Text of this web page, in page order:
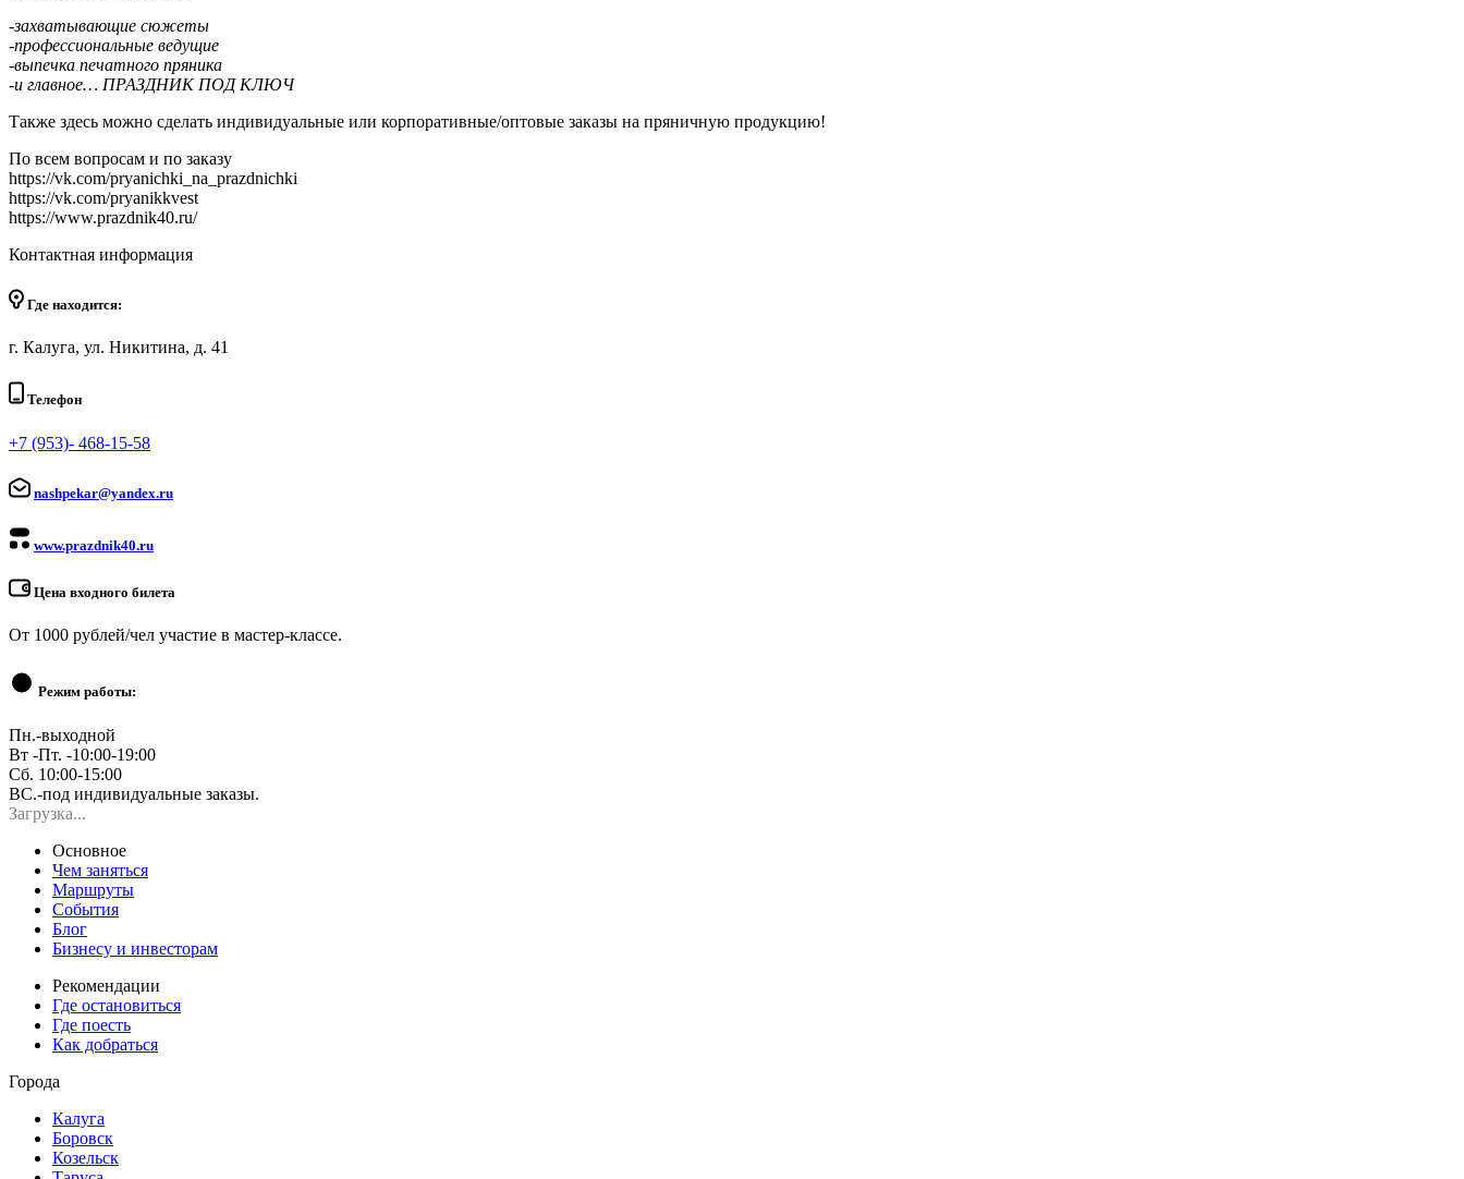
-захватывающие сюжеты
-профессиональные ведущие
-выпечка печатного пряника
-и главное… ПРАЗДНИК ПОД КЛЮЧ
Также здесь можно сделать индивидуальные или корпоративные/оптовые заказы на пряничную продукцию!
По всем вопросам и по заказу
https://vk.com/pryanichki_na_prazdnichki
https://vk.com/pryanikkvest
https://www.prazdnik40.ru/
Контактная информация
Где находится:
г. Калуга, ул. Никитина, д. 41
Телефон
+7 (953)- 468-15-58
nashpekar@yandex.ru
www.prazdnik40.ru
Цена входного билета
От 1000 рублей/чел участие в мастер-классе.
Режим работы:
Пн.-выходной
Вт -Пт. -10:00-19:00
Сб. 10:00-15:00
ВС.-под индивидуальные заказы.
Загрузка...
Основное
Чем заняться
Маршруты
События
Блог
Бизнесу и инвесторам
Рекомендации
Где остановиться
Где поесть
Как добраться
Города
Калуга
Боровск
Козельск